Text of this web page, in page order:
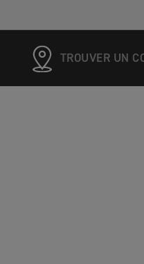
TROUVER UN